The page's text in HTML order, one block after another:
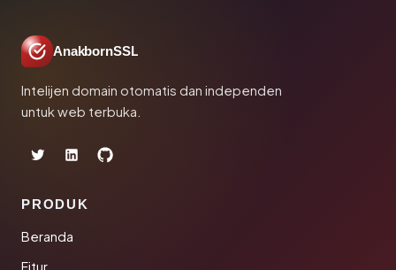
AnakbornSSL
Intelijen domain otomatis dan independen
untuk web terbuka.
PRODUK
Beranda
Fitur